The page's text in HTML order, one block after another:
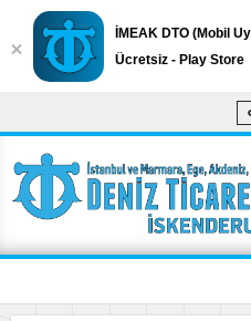
İMEAK DTO (Mobil
Ücretsiz - Play Store